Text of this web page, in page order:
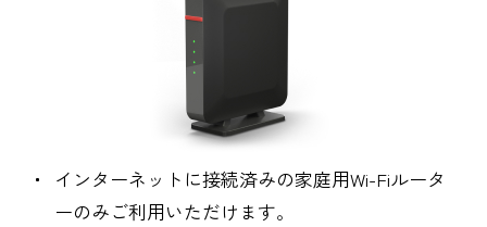
インターネットに接続済みの家庭用Wi-Fiルータ
ーのみご利用いただけます。